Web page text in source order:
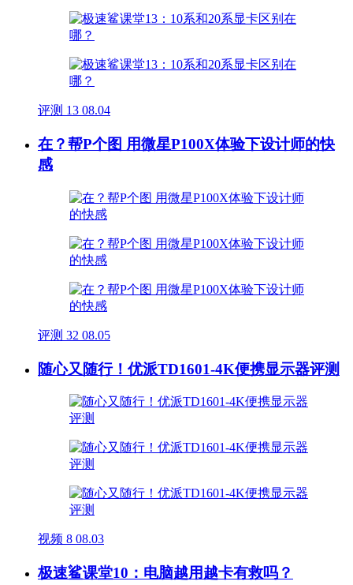
评测 13 08.04
在？帮P个图 用微星P100X体验下设计师的快
感
评测 32 08.05
随心又随行！优派TD1601-4K便携显示器评测
视频 8 08.03
极速鲨课堂10：电脑越用越卡有救吗？